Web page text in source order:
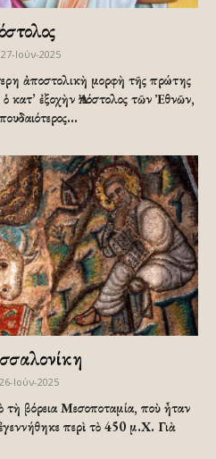
Ιούν-2025
ἀποστολικὴ μορφὴ τῆς πρώτης
κατ’ ἐξοχὴν Ἀπόστολος τῶν Ἐθνῶν,
Ιούν-2025
βόρεια Μεσοποταμία, ποὺ ἦταν
περὶ τὸ 450 μ.Χ. Γιὰ